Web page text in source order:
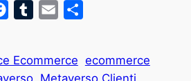
FacebookTumblrEmail
Ecommerce ecommerce